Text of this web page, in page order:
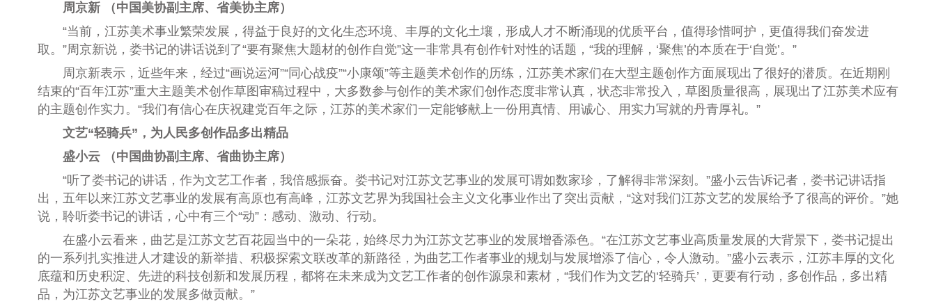
周京新 （中国美协副主席、省美协主席）
“当前，江苏美术事业繁荣发展，得益于良好的文化生态环境、丰厚的文化土壤，形成人才不断涌现的优质平台，值得珍惜呵护，更值得我们奋发进
取。”周京新说，娄书记的讲话说到了“要有聚焦大题材的创作自觉”这一非常具有创作针对性的话题，“我的理解，‘聚焦’的本质在于‘自觉’。”
周京新表示，近些年来，经过“画说运河”“同心战疫”“小康颂”等主题美术创作的历练，江苏美术家们在大型主题创作方面展现出了很好的潜质。在近期刚
结束的“百年江苏”重大主题美术创作草图审稿过程中，大多数参与创作的美术家们创作态度非常认真，状态非常投入，草图质量很高，展现出了江苏美术应有
的主题创作实力。“我们有信心在庆祝建党百年之际，江苏的美术家们一定能够献上一份用真情、用诚心、用实力写就的丹青厚礼。”
文艺“轻骑兵”， 为人民多创作品多出精品
盛小云 （中国曲协副主席、省曲协主席）
“听了娄书记的讲话，作为文艺工作者，我倍感振奋。娄书记对江苏文艺事业的发展可谓如数家珍，了解得非常深刻。”盛小云告诉记者，娄书记讲话指
出，五年以来江苏文艺事业的发展有高原也有高峰，江苏文艺界为我国社会主义文化事业作出了突出贡献，“这对我们江苏文艺的发展给予了很高的评价。”她
说，聆听娄书记的讲话，心中有三个“动”：感动、激动、行动。
在盛小云看来，曲艺是江苏文艺百花园当中的一朵花，始终尽力为江苏文艺事业的发展增香添色。“在江苏文艺事业高质量发展的大背景下，娄书记提出
的一系列扎实推进人才建设的新举措、积极探索文联改革的新路径，为曲艺工作者事业的规划与发展增添了信心，令人激动。”盛小云表示，江苏丰厚的文化
底蕴和历史积淀、先进的科技创新和发展历程，都将在未来成为文艺工作者的创作源泉和素材，“我们作为文艺的‘轻骑兵’，更要有行动，多创作品，多出精
品，为江苏文艺事业的发展多做贡献。”